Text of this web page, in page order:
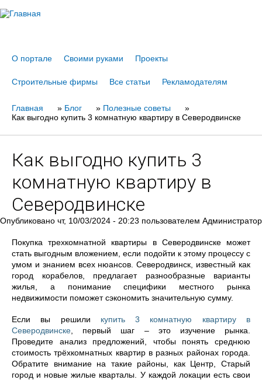
О портале Своими руками Проекты
Строительные фирмы Все статьи Рекламодателям
Вы
Главная » Блог » Полезные советы
»
Как выгодно купить 3 комнатную квартиру в Северодвинске
Как выгодно купить 3
комнатную квартиру в
Северодвинске
Опубликовано чт, 10/03/2024 - 20:23 пользователем Администратор
Покупка трехкомнатной квартиры в Северодвинске может
стать выгодным вложением, если подойти к этому процессу с
умом и знанием всех нюансов. Северодвинск, известный как
город корабелов, предлагает разнообразные варианты
жилья, а понимание специфики местного рынка
недвижимости поможет сэкономить значительную сумму.
Если вы решили купить 3 комнатную квартиру в
Северодвинске , первый шаг – это изучение рынка.
Проведите анализ предложений, чтобы понять среднюю
стоимость трёхкомнатных квартир в разных районах города.
Обратите внимание на такие районы, как Центр, Старый
город и новые жилые кварталы. У каждой локации есть свои